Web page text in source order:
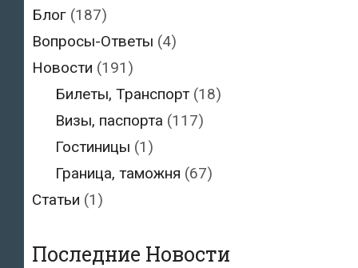
Блог (187)
Вопросы-Ответы (4)
Новости (191)
Билеты, Транспорт(18)
Визы, паспорта (117)
Гостиницы (1)
Граница, таможня (67)
Статьи (1)
Последние Новости